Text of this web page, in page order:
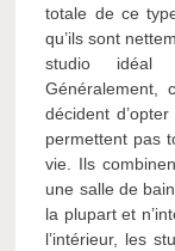
totale de ce
qu’ils sont
studio idéal
Généralement,
décident
permettent pas
vie. Ils
une salle de
la plupart et
l’intérieur, les